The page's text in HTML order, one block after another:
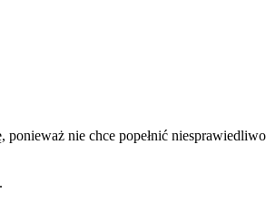
nie chce popełnić